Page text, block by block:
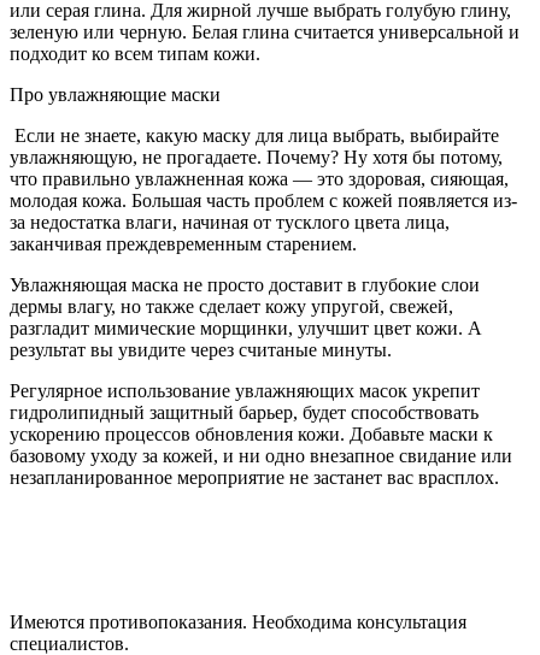
или серая глина. Для жирной лучше выбрать голубую глину,
зеленую или черную. Белая глина считается универсальной и
подходит ко всем типам кожи.
Про увлажняющие маски
Если не знаете, какую маску для лица выбрать, выбирайте
увлажняющую, не прогадаете. Почему? Ну хотя бы потому,
что правильно увлажненная кожа — это здоровая, сияющая,
молодая кожа. Большая часть проблем с кожей появляется из-
за недостатка влаги, начиная от тусклого цвета лица,
заканчивая преждевременным старением.
Увлажняющая маска не просто доставит в глубокие слои
дермы влагу, но также сделает кожу упругой, свежей,
разгладит мимические морщинки, улучшит цвет кожи. А
результат вы увидите через считаные минуты.
Регулярное использование увлажняющих масок укрепит
гидролипидный защитный барьер, будет способствовать
ускорению процессов обновления кожи. Добавьте маски к
базовому уходу за кожей, и ни одно внезапное свидание или
незапланированное мероприятие не застанет вас врасплох.
Имеются противопоказания. Необходима консультация
специалистов.